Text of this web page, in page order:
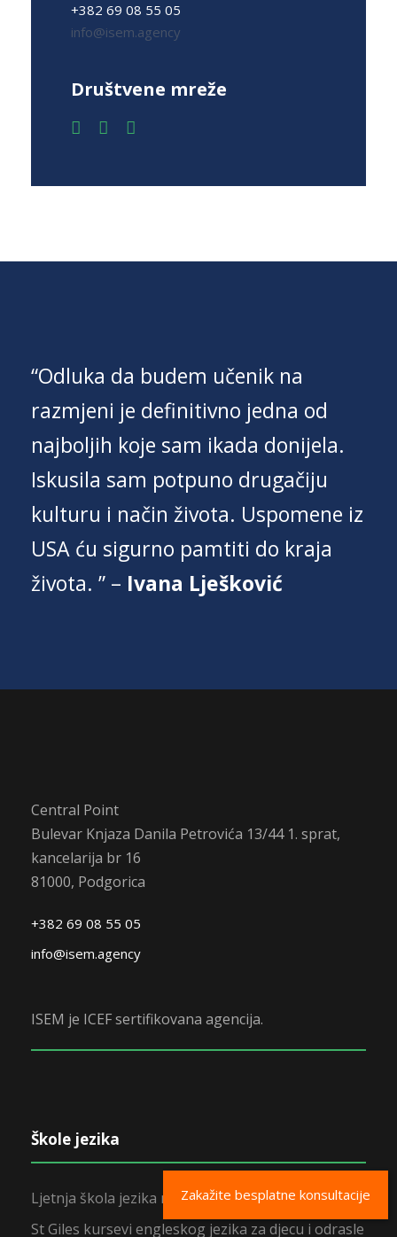
+382 69 08 55 05
info@isem.agency
Društvene mreže
“Odluka da budem učenik na
razmjeni je definitivno jedna od
najboljih koje sam ikada donijela.
Iskusila sam potpuno drugačiju
kulturu i način života. Uspomene iz
USA ću sigurno pamtiti do kraja
života. ” – Ivana Lješković
Central Point
Bulevar Knjaza Danila Petrovića 13/44 1. sprat,
kancelarija br 16
81000, Podgorica
+382 69 08 55 05
info@isem.agency
ISEM je ICEF sertifikovana agencija.
Škole jezika
Ljetnja škola jezika na Malti
St Giles kursevi engleskog jezika za djecu i odrasle
Zakažite besplatne konsultacije